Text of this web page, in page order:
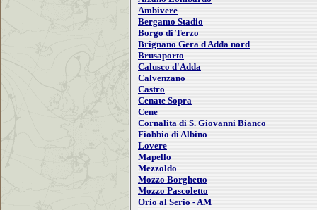
Ambivere
Bergamo Stadio
Borgo di Terzo
Brignano Gera d Adda nord
Brusaporto
Calusco d'Adda
Calvenzano
Castro
Cenate Sopra
Cene
Cornalita di S. Giovanni Bianco
Fiobbio di Albino
Lovere
Mapello
Mezzoldo
Mozzo Borghetto
Mozzo Pascoletto
Orio al Serio - AM